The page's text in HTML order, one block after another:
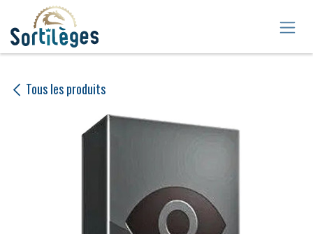
Se rendre au contenu
Tous les produits